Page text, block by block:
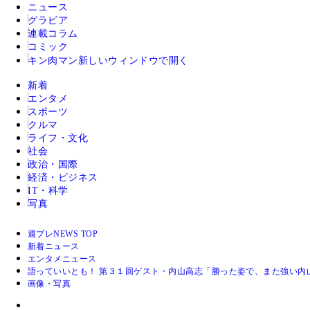
ニュース
グラビア
連載コラム
コミック
キン肉マン 新しいウィンドウで開く
新着
エンタメ
スポーツ
クルマ
ライフ・文化
社会
政治・国際
経済・ビジネス
IT・科学
写真
週プレNEWS TOP
新着ニュース
エンタメニュース
語っていいとも！ 第３１回ゲスト・内山高志「勝った姿で、また強い内
画像・写真